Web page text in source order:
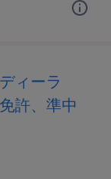
ィーラ
許、準中